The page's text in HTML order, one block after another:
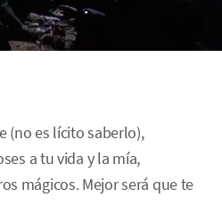
(no es lícito saberlo),
a tu vida y la mía,
mágicos. Mejor será que te